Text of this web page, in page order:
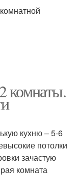
комнаты.
кухню – 5-6
потолки
зачастую
комната